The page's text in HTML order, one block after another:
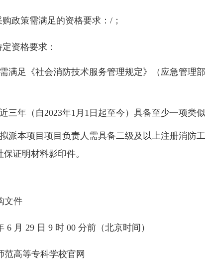
政策需满足的资格要求：/；
资格要求：
满足《社会消防技术服务管理规定》（应急管理
三年（自2023年1月1日起至今）具备至少一项类
派本项目项目负责人需具备二级及以上注册消防
证明材料影印件。
文件
6 月 29 日 9 时 00 分前（北京时间）
范高等专科学校官网